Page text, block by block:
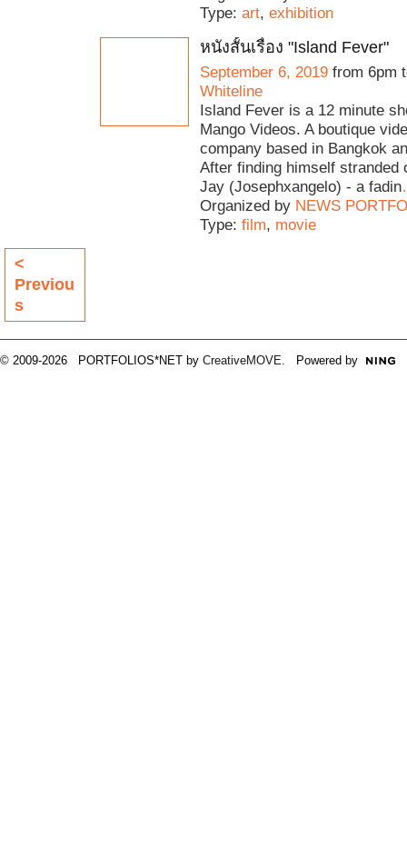
Type: art, exhibition
หนังสั้นเรื่อง "Island Fever"
September 6, 2019 from 6pm
Whiteline
Island Fever is a 12 minute
Mango Videos. A boutique
company based in Bangkok
After finding himself stranded
Jay (Josephxangelo) - a fadin
Organized by NEWS
Type: film, movie
<
Previou
s
© 2009-2026 PORTFOLIOS*NET by CreativeMOVE. Powered by